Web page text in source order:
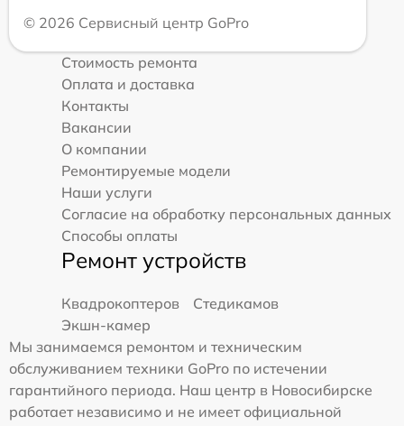
© 2026 Сервисный центр GoPro
Стоимость ремонта
Оплата и доставка
Контакты
Вакансии
О компании
Ремонтируемые модели
Наши услуги
Согласие на обработку персональных данных
Способы оплаты
Ремонт устройств
Квадрокоптеров
Стедикамов
Экшн-камер
Мы занимаемся ремонтом и техническим
обслуживанием техники GoPro по истечении
гарантийного периода. Наш центр в Новосибирске
работает независимо и не имеет официальной